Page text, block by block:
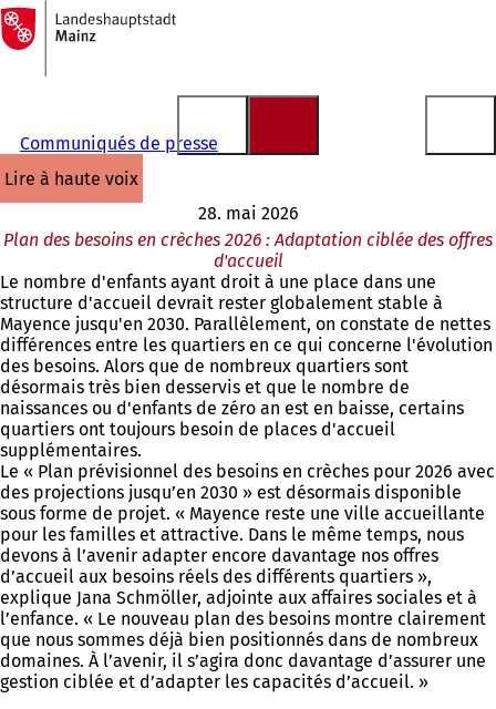
Accéder au contenu
Vers
la
page
d'accueil
Communiqués de presse
lire à haute voix
28. mai 2026
Plan des besoins en crèches 2026 : Adaptation ciblée des offres
d'accueil
Le nombre d'enfants ayant droit à une place dans une
structure d'accueil devrait rester globalement stable à
Mayence jusqu'en 2030. Parallèlement, on constate de nettes
différences entre les quartiers en ce qui concerne l'évolution
des besoins. Alors que de nombreux quartiers sont
désormais très bien desservis et que le nombre de
naissances ou d'enfants de zéro an est en baisse, certains
quartiers ont toujours besoin de places d'accueil
supplémentaires.
Le « Plan prévisionnel des besoins en crèches pour 2026 avec
des projections jusqu’en 2030 » est désormais disponible
sous forme de projet. « Mayence reste une ville accueillante
pour les familles et attractive. Dans le même temps, nous
devons à l’avenir adapter encore davantage nos offres
d’accueil aux besoins réels des différents quartiers »,
explique Jana Schmöller, adjointe aux affaires sociales et à
l’enfance. « Le nouveau plan des besoins montre clairement
que nous sommes déjà bien positionnés dans de nombreux
domaines. À l’avenir, il s’agira donc davantage d’assurer une
gestion ciblée et d’adapter les capacités d’accueil. »